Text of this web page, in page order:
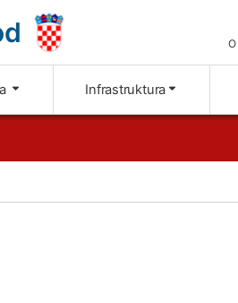
Infrastruktura